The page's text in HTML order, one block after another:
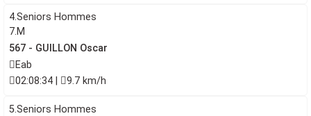
4.Seniors Hommes
7.M
567 - GUILLON Oscar
Eab
02:08:34 |
9.7 km/h
5.Seniors Hommes